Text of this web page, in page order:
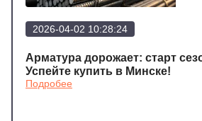
2026-04-02 10:28:24
Арматура дорожает: старт
Успейте купить в Минске!
Подробее